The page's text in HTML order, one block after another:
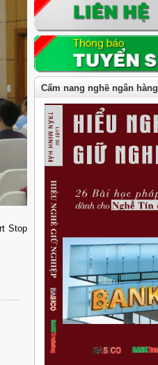
Stop
Cẩm nang nghề ngân hàng